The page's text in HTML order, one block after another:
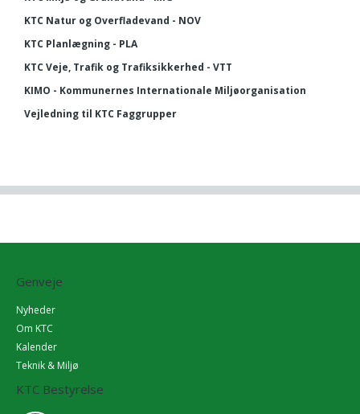
KTC Natur og Overfladevand - NOV
KTC Planlægning - PLA
KTC Veje, Trafik og Trafiksikkerhed - VTT
KIMO - Kommunernes Internationale Miljøorganisation
Vejledning til KTC Faggrupper
Genveje
Nyheder
Om KTC
Kalender
Teknik & Miljø
KTC Bestyrelse